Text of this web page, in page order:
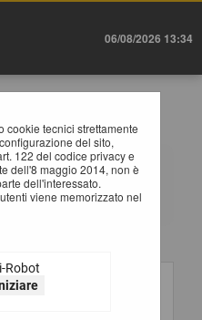
06/08/2026 13:34
cookie tecnici strettamente
del sito,
122 del codice privacy e
dell'8 maggio 2014, non è
dell'interessato.
viene memorizzato nel
Robot
pubblicate nel portale negli
delle procedure
sono consultabili
"Visualizza Scheda".